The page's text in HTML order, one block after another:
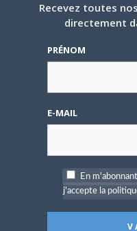
Recevez toutes
directement
PRÉNOM
E-MAIL
En
j'accepte la